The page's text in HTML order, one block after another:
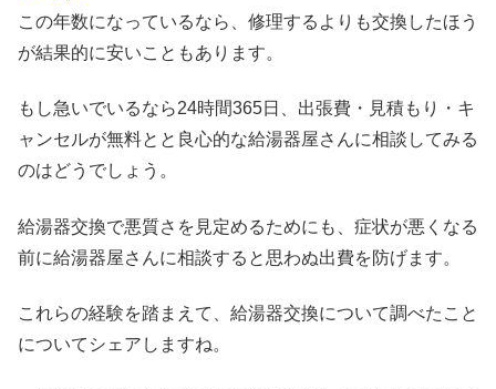
この年数になっているなら、修理するよりも交換したほう
が結果的に安いこともあります。
もし急いでいるなら24時間365日、出張費・見積もり・キ
ャンセルが無料とと良心的な給湯器屋さんに相談してみる
のはどうでしょう。
給湯器交換で悪質さを見定めるためにも、症状が悪くなる
前に給湯器屋さんに相談すると思わぬ出費を防げます。
これらの経験を踏まえて、給湯器交換について調べたこと
についてシェアしますね。